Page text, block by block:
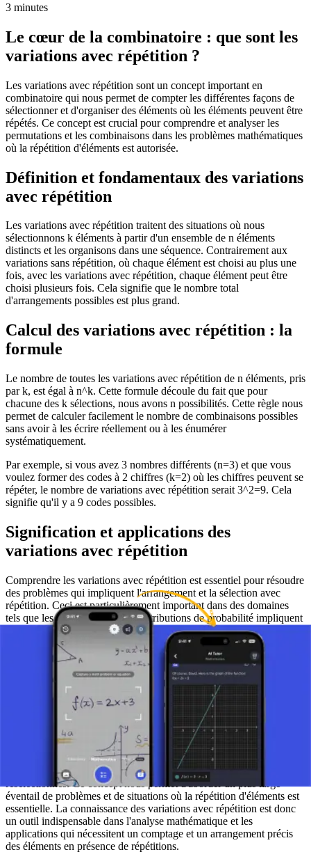
3 minutes
Le cœur de la combinatoire : que sont les
variations avec répétition ?
Les variations avec répétition sont un concept important en
combinatoire qui nous permet de compter les différentes façons de
sélectionner et d'organiser des éléments où les éléments peuvent être
répétés. Ce concept est crucial pour comprendre et analyser les
permutations et les combinaisons dans les problèmes mathématiques
où la répétition d'éléments est autorisée.
Définition et fondamentaux des variations
avec répétition
Les variations avec répétition traitent des situations où nous
sélectionnons k éléments à partir d'un ensemble de n éléments
distincts et les organisons dans une séquence. Contrairement aux
variations sans répétition, où chaque élément est choisi au plus une
fois, avec les variations avec répétition, chaque élément peut être
choisi plusieurs fois. Cela signifie que le nombre total
d'arrangements possibles est plus grand.
Calcul des variations avec répétition : la
formule
Le nombre de toutes les variations avec répétition de n éléments, pris
par k, est égal à n^k. Cette formule découle du fait que pour
chacune des k sélections, nous avons n possibilités. Cette règle nous
permet de calculer facilement le nombre de combinaisons possibles
sans avoir à les écrire réellement ou à les énumérer
systématiquement.
Par exemple, si vous avez 3 nombres différents (n=3) et que vous
voulez former des codes à 2 chiffres (k=2) où les chiffres peuvent se
répéter, le nombre de variations avec répétition serait 3^2=9. Cela
signifie qu'il y a 9 codes possibles.
Signification et applications des
variations avec répétition
Comprendre les variations avec répétition est essentiel pour résoudre
des problèmes qui impliquent l'arrangement et la sélection avec
répétition. Ceci est particulièrement important dans des domaines
tels que les statistiques, où les distributions de probabilité impliquent
souvent des essais répétés ; l'informatique, pour des tâches comme la
génération de mots de passe ou d'identifiants uniques ; et la
cryptographie, où diverses permutations sont analysées et conçues
pour le chiffrement de données ou le développement d'algorithmes
pour une recherche et un tri efficaces.
Conclusion : maîtriser les variations avec
répétition
Les variations avec répétition élargissent notre compréhension des
problèmes combinatoires en permettant aux éléments d'être
resélectionnés. Ce concept nous permet d'aborder un plus large
éventail de problèmes et de situations où la répétition d'éléments est
essentielle. La connaissance des variations avec répétition est donc
un outil indispensable dans l'analyse mathématique et les
applications qui nécessitent un comptage et un arrangement précis
des éléments en présence de répétitions.